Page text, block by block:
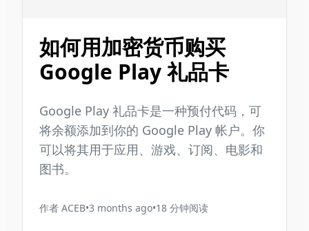
如何用加密货币购买
Google Play 礼品卡
Google Play 礼品卡是一种预付代码，可
将余额添加到你的 Google Play 帐户。你
可以将其用于应用、游戏、订阅、电影和
图书。
作者 ACEB•3 months ago•18 分钟阅读